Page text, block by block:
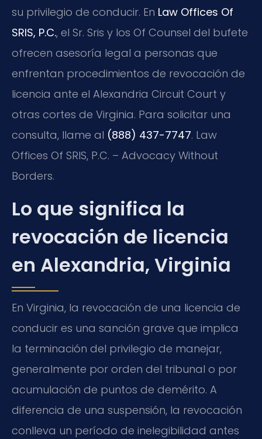
su privilegio de conducir. En Law Offices Of
SRIS, P.C., el Sr. Sris y los Of Counsel del bufete
ofrecen asesoría legal a personas que
enfrentan procedimientos de revocación de
licencia ante el Alexandria Circuit Court y
otras cortes de Virginia. Para solicitar una
consulta, llame al (888) 437-7747. Law
Offices Of SRIS, P.C. – Advocacy Without
Borders.
Lo que significa la
revocación de licencia
en Alexandria, Virginia
En Virginia, la revocación de una licencia de
conducir es una sanción grave que implica
la terminación del privilegio de manejar,
generalmente por orden del tribunal o por
acumulación de puntos de demérito. A
diferencia de una suspensión, la revocación
conlleva un período de inelegibilidad antes